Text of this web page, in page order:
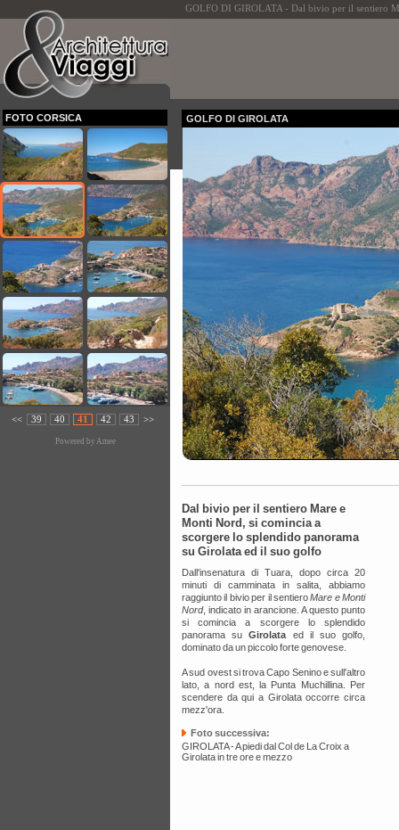
GOLFO DI GIROLATA - Dal bivio per il sentiero
FOTO CORSICA
<< 39 40 41 42 43 >>
Powered by Amee
GOLFO DI GIROLATA
Dal bivio per il sentiero Mare e
Monti Nord, si comincia a
scorgere lo splendido panorama
su Girolata ed il suo golfo
Dall'insenatura di Tuara, dopo circa 20
minuti di camminata in salita, abbiamo
raggiunto il bivio per il sentieroMare e Monti
Nord, indicato in arancione. A questo punto
si comincia a scorgere lo splendido
panorama suGirolata ed il suo golfo,
dominato da un piccolo forte genovese.
A sud ovest si trova Capo Senino e sull'altro
lato, a nord est, la Punta Muchillina. Per
scendere da qui a Girolata occorre circa
mezz'ora.
Foto successiva:
GIROLATA - A piedi dal Col de La Croix a
Girolata in tre ore e mezzo